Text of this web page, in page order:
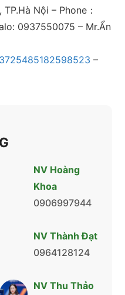
Nội – Phone：
0937550075 – Mr.Ẩn
–
NV Hoàng
Khoa
0906997944
NV Thành Đạt
0964128124
NV Thu Thảo